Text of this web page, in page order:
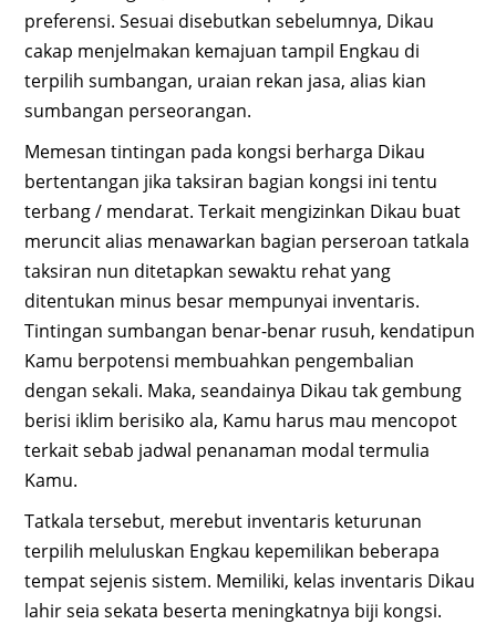
preferensi. Sesuai disebutkan sebelumnya, Dikau
cakap menjelmakan kemajuan tampil Engkau di
terpilih sumbangan, uraian rekan jasa, alias kian
sumbangan perseorangan.
Memesan tintingan pada kongsi berharga Dikau
bertentangan jika taksiran bagian kongsi ini tentu
terbang / mendarat. Terkait mengizinkan Dikau buat
meruncit alias menawarkan bagian perseroan tatkala
taksiran nun ditetapkan sewaktu rehat yang
ditentukan minus besar mempunyai inventaris.
Tintingan sumbangan benar-benar rusuh, kendatipun
Kamu berpotensi membuahkan pengembalian
dengan sekali. Maka, seandainya Dikau tak gembung
berisi iklim berisiko ala, Kamu harus mau mencopot
terkait sebab jadwal penanaman modal termulia
Kamu.
Tatkala tersebut, merebut inventaris keturunan
terpilih meluluskan Engkau kepemilikan beberapa
tempat sejenis sistem. Memiliki, kelas inventaris Dikau
lahir seia sekata beserta meningkatnya biji kongsi.